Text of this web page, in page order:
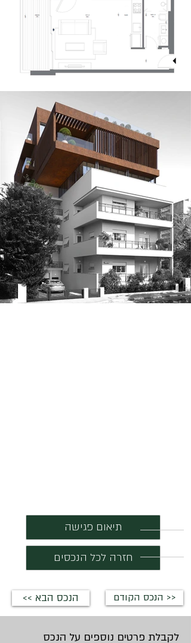
תיאום פגישה
חזרה לכל הנכסים
<< הנכס הבא הנכס הקודם >>
לקבלת פרטים נוספים על הנכס